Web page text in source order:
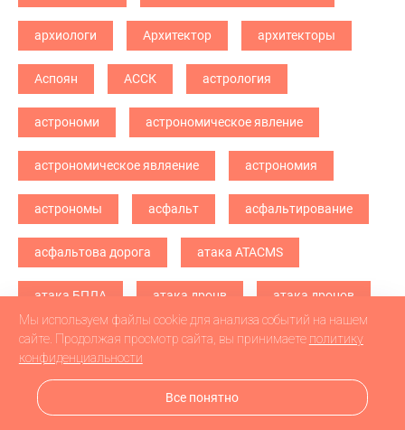
архиологи Архитектор архитекторы
Аспоян АССК астрология
астрономи астрономическое явление
астрономическое являение астрономия
астрономы асфальт асфальтирование
асфальтова дорога атака ATACMS
атака БПЛА атака дронв атака дронов
атака дронов БПЛА атака дронов\
атетстаты Аткарск
Мы используем файлы cookie для анализа событий на нашем
сайте. Продолжая просмотр сайта, вы принимаете политику
конфиденциальности
Все понятно